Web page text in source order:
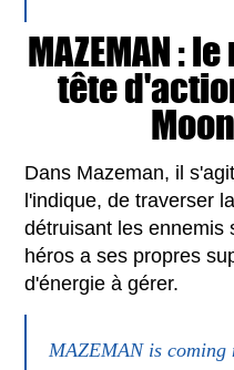
MAZEMAN :
tête
Dans Mazeman, il
l'indique, de traverser
détruisant les ennemis
héros a ses propres
d'énergie à gérer.
MAZEMAN is coming